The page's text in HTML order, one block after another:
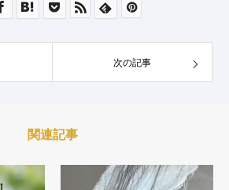
次の記事
関連記事